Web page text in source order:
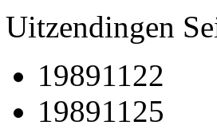
Uitzendingen
19891122
19891125